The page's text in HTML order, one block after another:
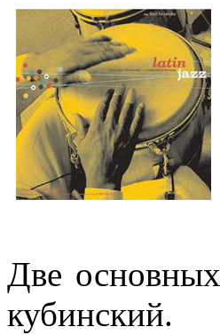
Две
кубинский.